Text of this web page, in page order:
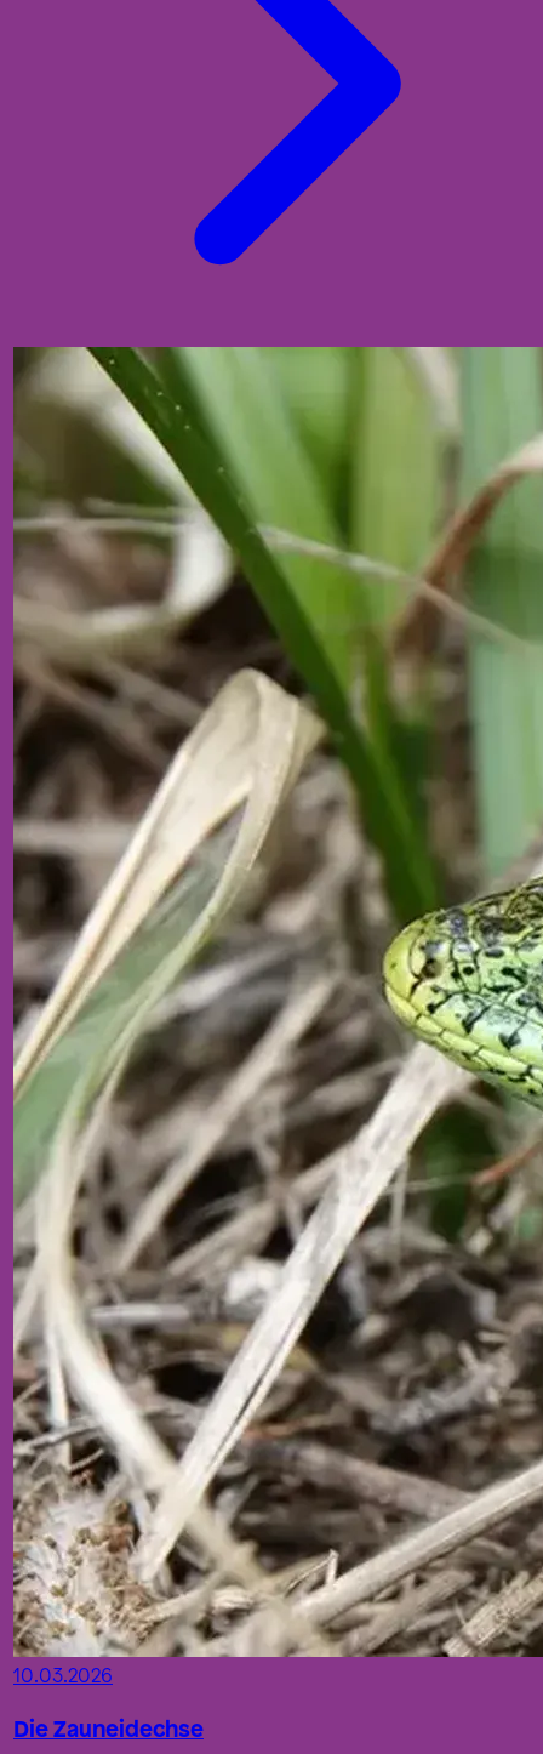
10.03.2026
Die Zauneidechse